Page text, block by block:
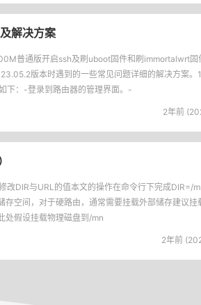
解决方案
普通版开启ssh及刷uboot固件和刷immortalwrt固
版本时遇到的一些常见问题详细的解决方案。
下：-登录到路由器的管理界面。-
2年前
改DIR与URL的值本文的操作在命令行下完成DIR=/
存空间，对于硬路由，通常需要挂载外部储存建议挂
处假设挂载物理磁盘到/mn
2年前